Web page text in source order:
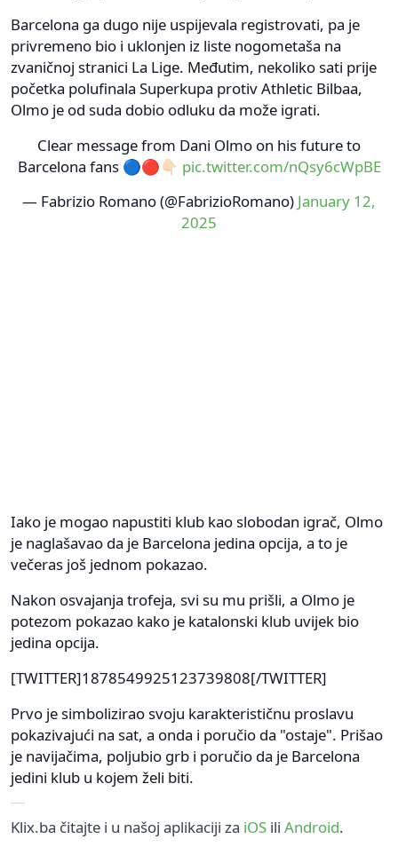
Barcelona ga dugo nije uspijevala registrovati, pa je
privremeno bio i uklonjen iz liste nogometaša na
zvaničnoj stranici La Lige. Međutim, nekoliko sati prije
početka polufinala Superkupa protiv Athletic Bilbaa,
Olmo je od suda dobio odluku da može igrati.
Clear message from Dani Olmo on his future to
Barcelona fans 🔵🔴👇🏻 pic.twitter.com/nQsy6cWpBE
— Fabrizio Romano (@FabrizioRomano) January 12,
2025
Iako je mogao napustiti klub kao slobodan igrač, Olmo
je naglašavao da je Barcelona jedina opcija, a to je
večeras još jednom pokazao.
Nakon osvajanja trofeja, svi su mu prišli, a Olmo je
potezom pokazao kako je katalonski klub uvijek bio
jedina opcija.
[TWITTER]1878549925123739808[/TWITTER]
Prvo je simbolizirao svoju karakterističnu proslavu
pokazivajući na sat, a onda i poručio da "ostaje". Prišao
je navijačima, poljubio grb i poručio da je Barcelona
jedini klub u kojem želi biti.
Klix.ba čitajte i u našoj aplikaciji za iOS ili Android.